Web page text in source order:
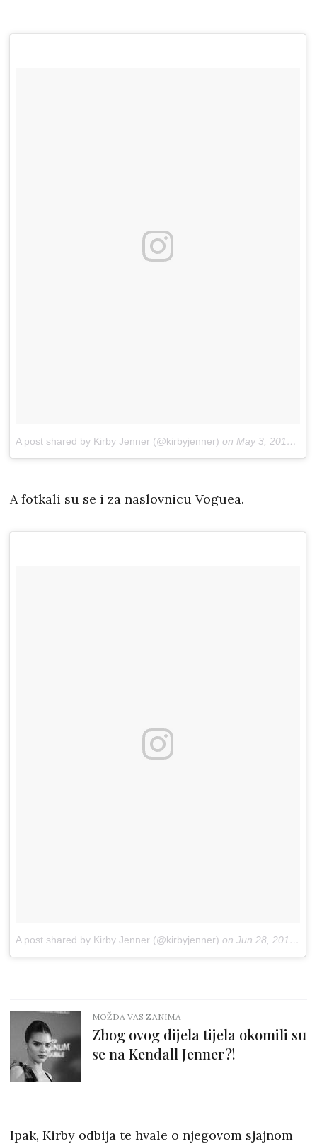
A post shared by Kirby Jenner (@kirbyjenner) on May 3, 2018 at 9:21am PDT
A fotkali su se i za naslovnicu Voguea.
A post shared by Kirby Jenner (@kirbyjenner) on Jun 28, 2018 at 9:02am PDT
MOŽDA VAS ZANIMA
Zbog ovog dijela tijela okomili su
se na Kendall Jenner?!
Ipak, Kirby odbija te hvale o njegovom sjajnom